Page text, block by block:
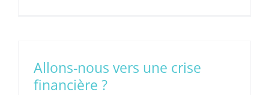
Allons-nous vers une crise
financière ?